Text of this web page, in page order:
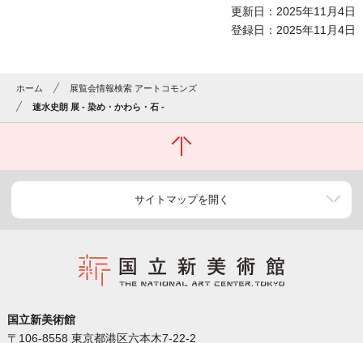
更新日：2025年11月4日
登録日：2025年11月4日
ホーム
展覧会情報検索 アートコモンズ
速水史朗 展 - 染め・かわら・石 -
サイトマップを開く
国立新美術館
〒106-8558 東京都港区六本木7-22-2